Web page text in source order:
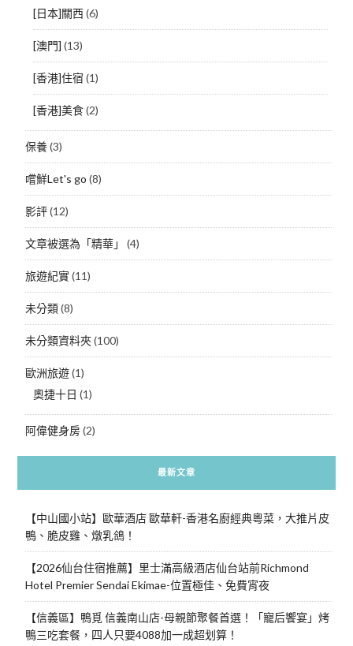
[日本]關西(6)
[澳門] (13)
[香港]住宿 (1)
[香港]美食(2)
保養(3)
嚐鮮Let's go (8)
影評(12)
文章被選為「精華」 (4)
旅遊紀實(11)
未分類(8)
未分類資料夾(100)
歐洲旅遊(1)
奧捷十日 (1)
阿偉健身房(2)
最新文章
【中山國小站】歐華酒店 歐華軒-香港名廚經典粵菜，大推片皮
鴨、脆皮雞、燉乳鴿！
【2026仙台住宿推薦】里士滿高級酒店仙台站前Richmond
Hotel Premier Sendai Ekimae-位置極佳、免費宵夜
【信義區】鴨覓 信義南山店-母親節聚餐首選！「寵后饗宴」烤
鴨三吃套餐，四人只要4088加一成超划算！